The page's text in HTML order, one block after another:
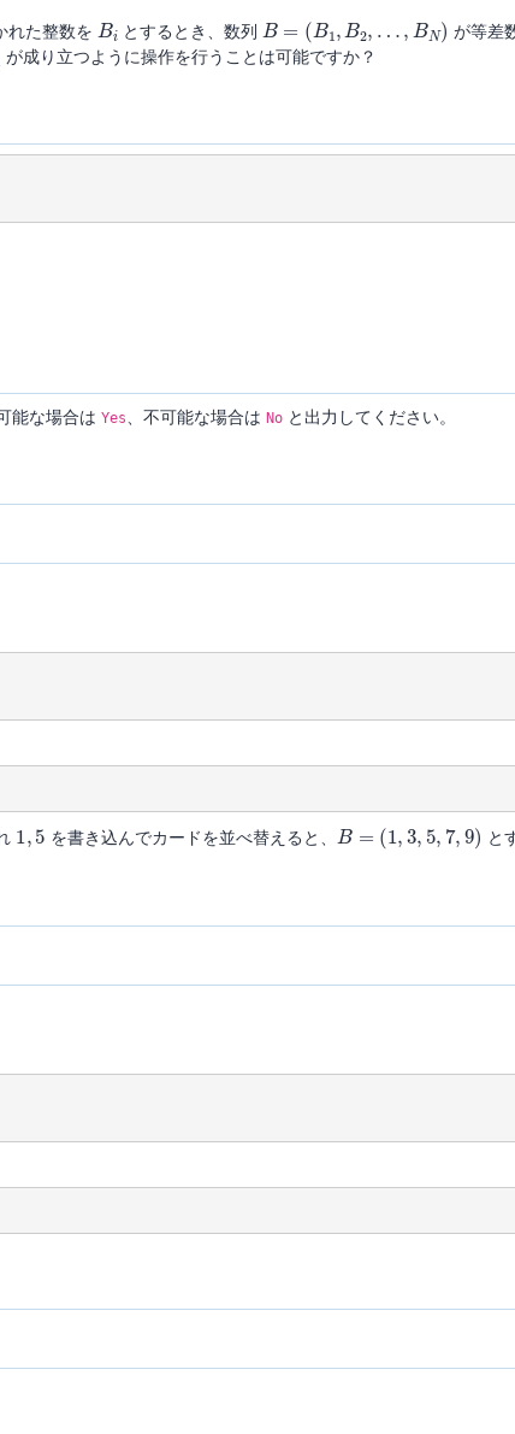
れた整数を
Bi
とするとき、数列
B= 1,B 2,…
が等差
が成り立つように操作を行うことは可能ですか？
能な場合は Yes、不可能な場合は Noと出力してください。
5
を書き込んでカードを並べ替えると、
B= ,3 5 7, 9
と